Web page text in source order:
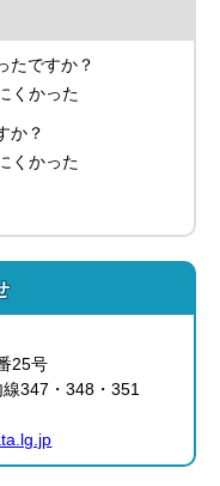
たですか？
くかった
か？
くかった
25号
線347・348・351